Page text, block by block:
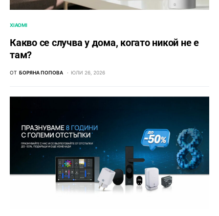
XIAOMI
Какво се случва у дома, когато никой не е
там?
ОТ БОРЯНА ПОПОВА ЮЛИ 26, 2026